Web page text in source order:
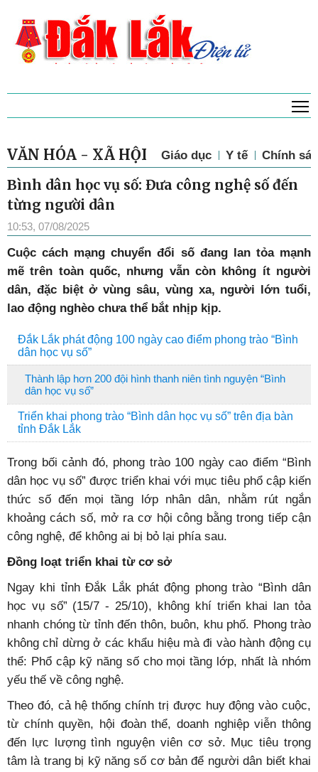
VĂN HÓA - XÃ HỘI Giáo dục Y tế Chính
Bình dân học vụ số: Đưa công nghệ số đến
từng người dân
10:53, 07/08/2025
Cuộc cách mạng chuyển đổi số đang lan tỏa mạnh
mẽ trên toàn quốc, nhưng vẫn còn không ít người
dân, đặc biệt ở vùng sâu, vùng xa, người lớn tuổi,
lao động nghèo chưa thể bắt nhịp kịp.
Đắk Lắk phát động 100 ngày cao điểm phong trào “Bình
dân học vụ số”
Thành lập hơn 200 đội hình thanh niên tình nguyện “Bình
dân học vụ số”
Triển khai phong trào “Bình dân học vụ số” trên địa bàn
tỉnh Đắk Lắk
Trong bối cảnh đó, phong trào 100 ngày cao điểm “Bình
dân học vụ số” được triển khai với mục tiêu phổ cập kiến
thức số đến mọi tầng lớp nhân dân, nhằm rút ngắn
khoảng cách số, mở ra cơ hội công bằng trong tiếp cận
công nghệ, để không ai bị bỏ lại phía sau.
Đồng loạt triển khai từ cơ sở
Ngay khi tỉnh Đắk Lắk phát động phong trào “Bình dân
học vụ số” (15/7 - 25/10), không khí triển khai lan tỏa
nhanh chóng từ tỉnh đến thôn, buôn, khu phố. Phong trào
không chỉ dừng ở các khẩu hiệu mà đi vào hành động cụ
thể: Phổ cập kỹ năng số cho mọi tầng lớp, nhất là nhóm
yếu thế về công nghệ.
Theo đó, cả hệ thống chính trị được huy động vào cuộc,
từ chính quyền, hội đoàn thể, doanh nghiệp viễn thông
đến lực lượng tình nguyện viên cơ sở. Mục tiêu trọng
tâm là trang bị kỹ năng số cơ bản để người dân biết khai